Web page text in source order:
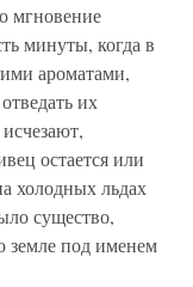
мгновение
минуты, когда в
ароматами,
их
остается или
холодных льдах
существо,
земле под именем